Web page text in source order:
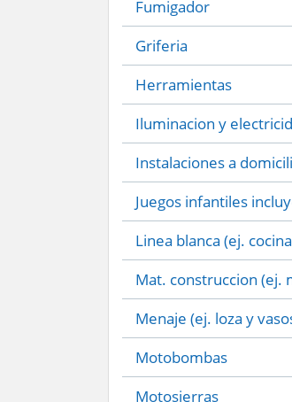
Fumigador
Griferia
Herramientas
Iluminacion y
Instalaciones a
Juegos infantiles
Linea blanca (ej.
Mat. construccion (ej.
Menaje (ej. loza y
Motobombas
Motosierras